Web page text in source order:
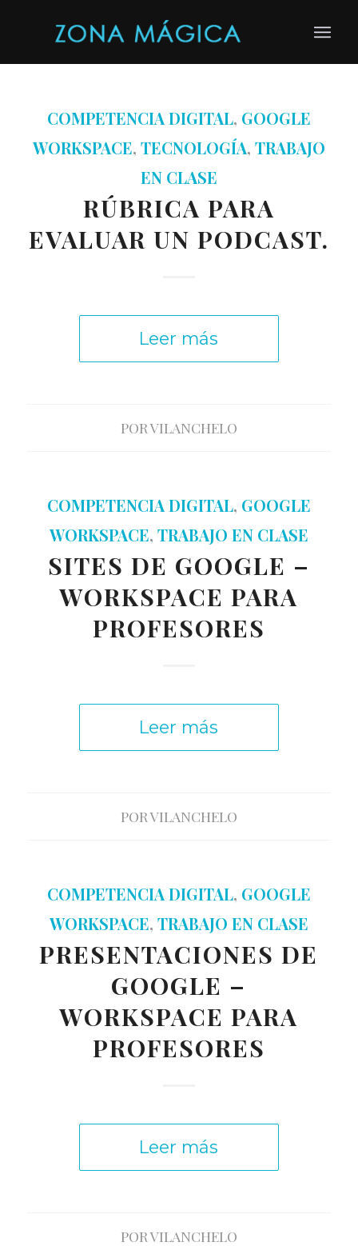
COMPETENCIA DIGITAL, GOOGLE
WORKSPACE, TECNOLOGÍA, TRABAJO
EN CLASE
RÚBRICA PARA
EVALUAR UN PODCAST.
Leer más
PORVILANCHELO
COMPETENCIA DIGITAL, GOOGLE
WORKSPACE, TRABAJO EN CLASE
SITES DE GOOGLE –
WORKSPACE PARA
PROFESORES
Leer más
PORVILANCHELO
COMPETENCIA DIGITAL, GOOGLE
WORKSPACE, TRABAJO EN CLASE
PRESENTACIONES DE
GOOGLE –
WORKSPACE PARA
PROFESORES
Leer más
PORVILANCHELO